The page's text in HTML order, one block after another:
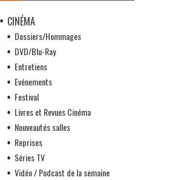
CINÉMA
Dossiers/Hommages
DVD/Blu-Ray
Entretiens
Evénements
Festival
Livres et Revues Cinéma
Nouveautés salles
Reprises
Séries TV
Vidéo / Podcast de la semaine